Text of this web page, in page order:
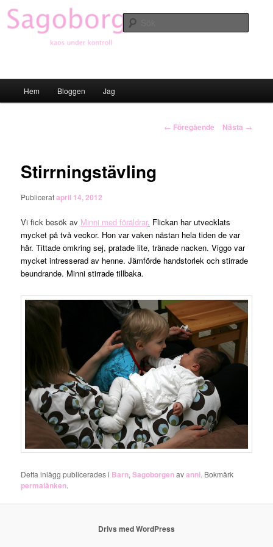
Hoppa
till
primärt
Hem Bloggen Jag
Inläggsnavigering
← Föregående Nästa →
Stirrningstävling
Publiceratapril 14, 2012
Vi fick besök av Minni med föräldrar. Flickan har utvecklats
mycket på två veckor. Hon var vaken nästan hela tiden de var
här. Tittade omkring sej, pratade lite, tränade nacken. Viggo var
mycket intresserad av henne. Jämförde handstorlek och stirrade
beundrande. Minni stirrade tillbaka.
Detta inlägg publicerades i Barn,Sagoborgenavanni. Bokmärk
permalänken.
Drivs med WordPress